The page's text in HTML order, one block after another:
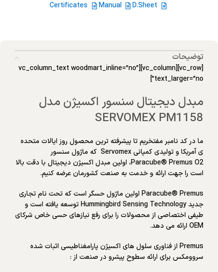
D.Sheet
Manual
Certificates
توضیحات
[vc_row][vc_column][vc_column_text woodmart_inline=”no”
text_larger=”no”]
مبدل دیجیتال سنسور اکسیژن مدل
SERVOMEX PM1158
ما در کد نامبر مفتخریم تا پیشرفته ترین محصول روز ایالات متحده
ی آمریکا و تولیدی کمپانی Servomex که ماژول سنسور
Paracube® Premus O2، اولین مبدل اکسیژن دیجیتال با دقت بالا
است را جهت ارائه و خدمت به صنعت کشورمان عرضه کنیم.
Paracube® Premus اولین ماژول حسگر است که تحت نام تجاری
جدید Hummingbird Sensing Technology توسعه یافته است و
طیفی اختصاصی از محصولات را برای رفع نیازهای حسی خاص شرکای
OEM ارائه می دهد.
Premus از فناوری سلول های اکسیژن پارامغناطیسی اثبات شده
سروومکس برای ارائه سطوح پیشرو در صنعت از :